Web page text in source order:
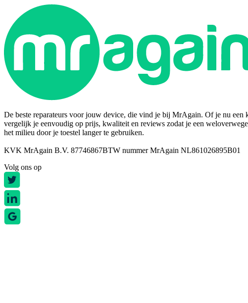
De beste reparateurs voor jouw device, die vind je bij MrAgain. Of je nu
vergelijk je eenvoudig op prijs, kwaliteit en reviews zodat je een
het milieu door je toestel langer te gebruiken.
KVK MrAgain B.V. 87746867BTW nummer MrAgain NL861026895B01
Volg ons op